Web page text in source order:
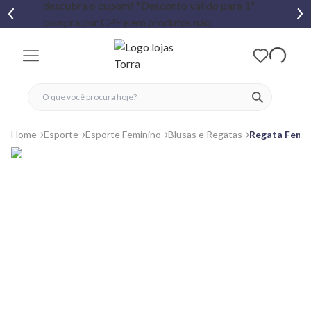
ver
fechar menu
fechar menu
favoritos
Home Esporte Esporte Feminino Blusas e Regatas Regata